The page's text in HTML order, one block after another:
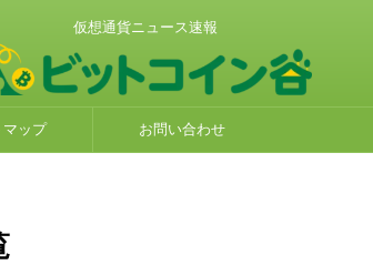
仮想通貨ニュース速報
マップ お問い合わせ